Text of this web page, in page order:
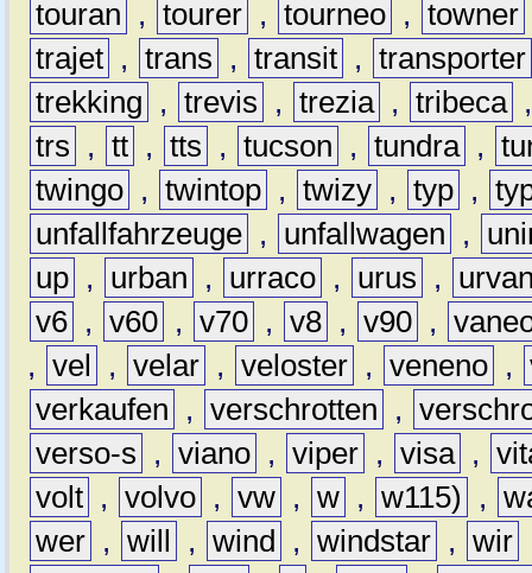
touran , tourer , tourneo , towner
trajet , trans , transit , transporter
trekking
, trevis , trezia , tribeca
trs
, tt , tts , tucson , tundra ,
twingo , twintop , twizy , typ ,
unfallfahrzeuge , unfallwagen ,
up , urban , urraco , urus ,
v6 , v60 , v70 , v8 , v90 ,
, vel , velar , veloster , veneno ,
verkaufen
, verschrotten ,
verso-s
, viano , viper , visa ,
volt , volvo , vw , w , w115) ,
wer , will , wind , windstar , wir